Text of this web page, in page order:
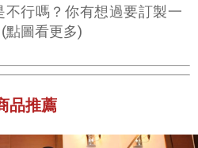
行嗎？你有想過要訂製一
點圖看更多)
品推薦